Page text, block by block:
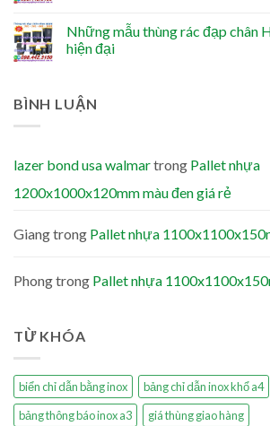
Những mẫu thùng rác đạp chân
hiện đại
BÌNH LUẬN
lazer bond usa walmartrong Pallet nhựa
1200x1000x120mm màu đen giá rẻ
Giangtrong Pallet nhựa
Phongtrong Pallet nhựa
TỪ KHÓA
biển chỉ dẫn bằng inox
bảng chỉ dẫn inox khổ a4
bảng thông báo inox a3
giá thùng giao hàng